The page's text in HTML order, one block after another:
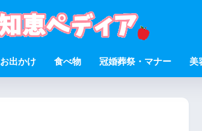
お出かけ 食べ物 冠婚葬祭・マナー 美